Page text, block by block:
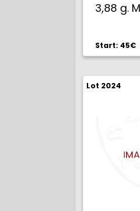
3,88 g.
Start: 45€
Lot 2024